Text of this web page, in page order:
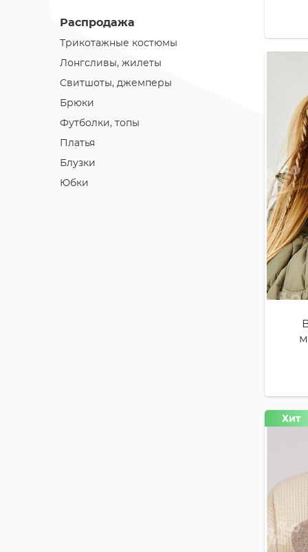
Распродажа
Трикотажные костюмы
Лонгсливы, жилеты
Cвитшоты, джемперы
Брюки
Футболки, топы
Платья
Блузки
Юбки
Хит